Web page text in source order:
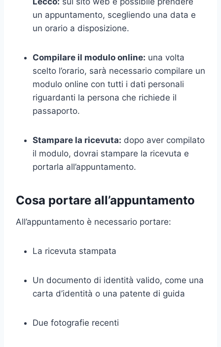
un appuntamento, scegliendo una data e
un orario a disposizione.
Compilare il modulo online: una volta
scelto l’orario, sarà necessario compilare un
modulo online con tutti i dati personali
riguardanti la persona che richiede il
passaporto.
Stampare la ricevuta: dopo aver compilato
il modulo, dovrai stampare la ricevuta e
portarla all’appuntamento.
Cosa portare all’appuntamento
All’appuntamento è necessario portare:
La ricevuta stampata
Un documento di identità valido, come una
carta d’identità o una patente di guida
Due fotografie recenti